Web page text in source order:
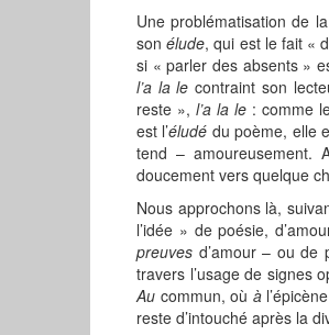
Une problématisation de
sonélude, qui est le fait «
si « parler des absents »
l’a la le contraint son
reste »,l’a la le : comme
est l’éludé du poème, elle
tend – amoureusement.
doucement vers quelque
Nous approchons là,
l’idée » de poésie,
preuves d’amour – ou
travers l’usage de signes
Au commun, où à
reste d’intouché après la